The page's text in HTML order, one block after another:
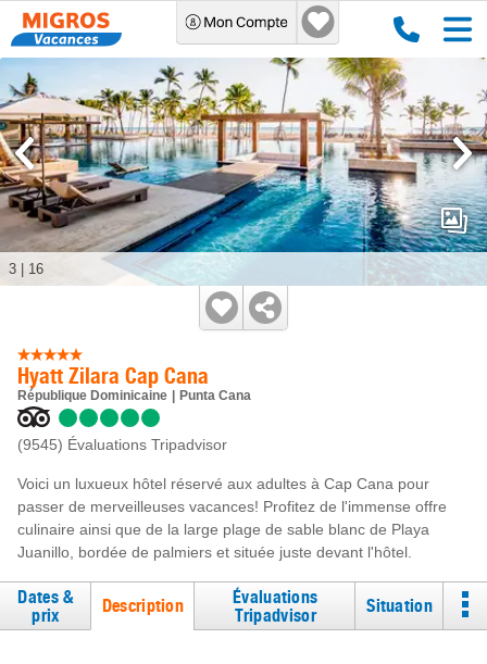
Hyatt Zilara Cap Cana
République Dominicaine Punta Cana
(9545) Évaluations Tripadvisor
Voici un luxueux hôtel réservé aux adultes à Cap Cana pour
passer de merveilleuses vacances! Profitez de l'immense offre
culinaire ainsi que de la large plage de sable blanc de Playa
Juanillo, bordée de palmiers et située juste devant l'hôtel.
3 16
Dates &
prix
Description
Évaluations
Tripadvisor
Situation